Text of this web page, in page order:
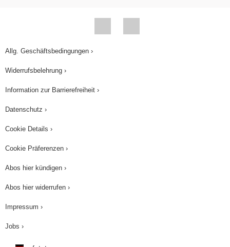
Allg. Geschäftsbedingungen ›
Widerrufsbelehrung ›
Information zur Barrierefreiheit ›
Datenschutz ›
Cookie Details ›
Cookie Präferenzen ›
Abos hier kündigen ›
Abos hier widerrufen ›
Impressum ›
Jobs ›